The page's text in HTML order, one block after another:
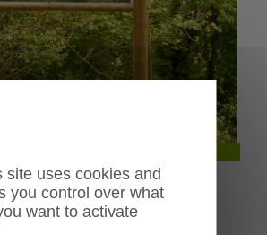
Next
site uses cookies and
you control over what
want to activate